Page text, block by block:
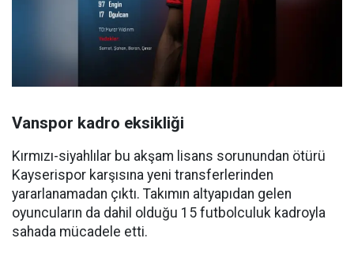
Vanspor kadro eksikliği
Kırmızı-siyahlılar bu akşam lisans sorunundan ötürü
Kayserispor karşısına yeni transferlerinden
yararlanamadan çıktı. Takımın altyapıdan gelen
oyuncuların da dahil olduğu 15 futbolculuk kadroyla
sahada mücadele etti.